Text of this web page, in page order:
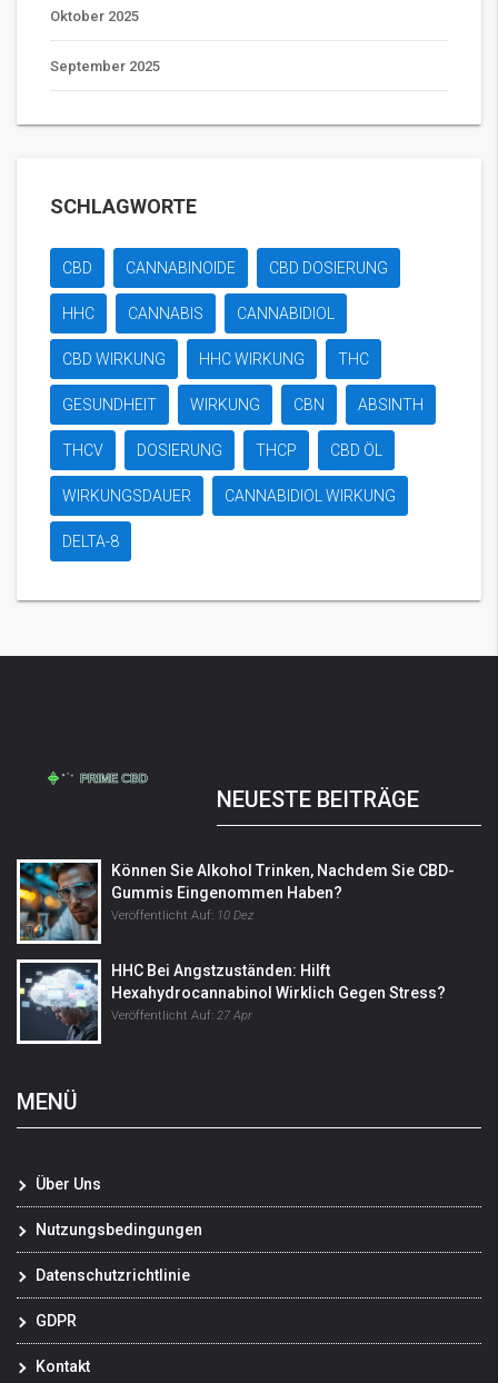
Oktober 2025
September 2025
SCHLAGWORTE
CBD CANNABINOIDE CBD DOSIERUNG
HHC CANNABIS CANNABIDIOL
CBD WIRKUNG HHC WIRKUNG THC
GESUNDHEIT WIRKUNG CBN ABSINTH
THCV DOSIERUNG THCP CBD ÖL
WIRKUNGSDAUER CANNABIDIOL WIRKUNG
DELTA-8
NEUESTE BEITRÄGE
Können Sie Alkohol Trinken, Nachdem Sie CBD-
Gummis Eingenommen Haben?
Veröffentlicht Auf: 10 Dez
HHC Bei Angstzuständen: Hilft
Hexahydrocannabinol Wirklich Gegen Stress?
Veröffentlicht Auf: 27 Apr
MENÜ
Über Uns
Nutzungsbedingungen
Datenschutzrichtlinie
GDPR
Kontakt